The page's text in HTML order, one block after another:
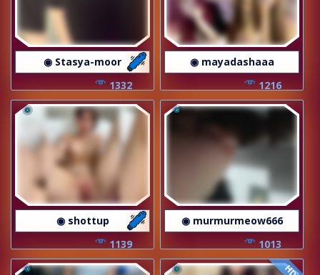
◉ Stasya-moor
1332
◉ mayadashaaa
1216
◉ shottup
1139
◉ murmurmeow666
1013
HD